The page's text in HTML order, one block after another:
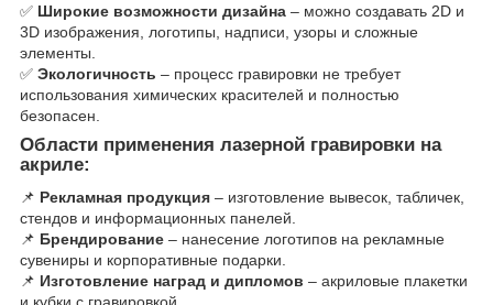
✅ Широкие возможности дизайна – можно создавать 2D и
3D изображения, логотипы, надписи, узоры и сложные
элементы.
✅ Экологичность – процесс гравировки не требует
использования химических красителей и полностью
безопасен.
Области применения лазерной гравировки на
акриле:
📌 Рекламная продукция – изготовление вывесок, табличек,
стендов и информационных панелей.
📌 Брендирование – нанесение логотипов на рекламные
сувениры и корпоративные подарки.
📌 Изготовление наград и дипломов – акриловые плакетки